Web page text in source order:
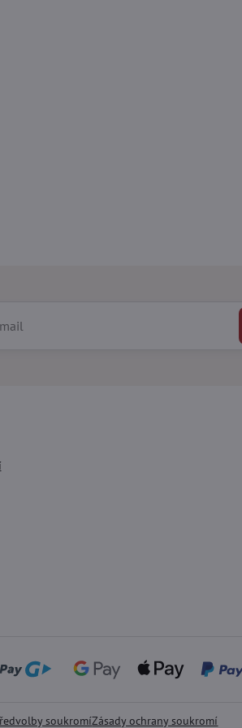
soukromíZásady ochrany soukromí